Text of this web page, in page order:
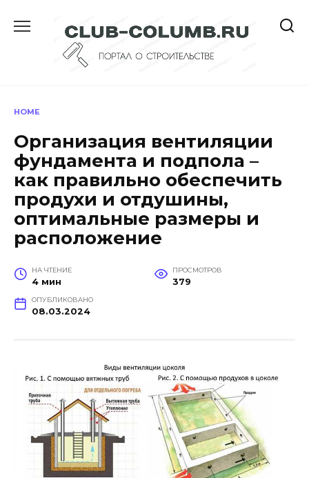
содержанию
HOME
Организация вентиляции
фундамента и подпола –
как правильно обеспечить
продухи и отдушины,
оптимальные размеры и
расположение
НА ЧТЕНИЕ
4 мин
ПРОСМОТРОВ
379
ОПУБЛИКОВАНО
08.03.2024